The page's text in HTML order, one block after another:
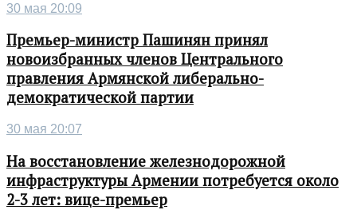
30 мая 20:09
Премьер-министр Пашинян принял
новоизбранных членов Центрального
правления Армянской либерально-
демократической партии
30 мая 20:07
На восстановление железнодорожной
инфраструктуры Армении потребуется около
2-3 лет: вице-премьер